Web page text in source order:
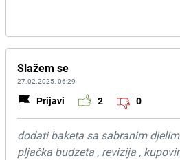
Slažem se
27.02.2025. 06:29
Prijavi 2 0
dodati baketa sa sabranim
pljačka budzeta , revizija ,